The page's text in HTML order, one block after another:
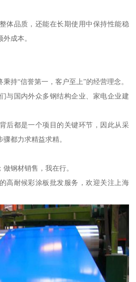
体品质，还能在长期使用中保持性能稳
成本。
秉持“信誉第一，客户至上”的经营理念。
与国内外众多钢结构企业、家电企业建
后都是一个项目的关键环节，因此从采
都力求精益求精。
钢材销售，我在行。
高耐候彩涂板批发服务，欢迎关注上海